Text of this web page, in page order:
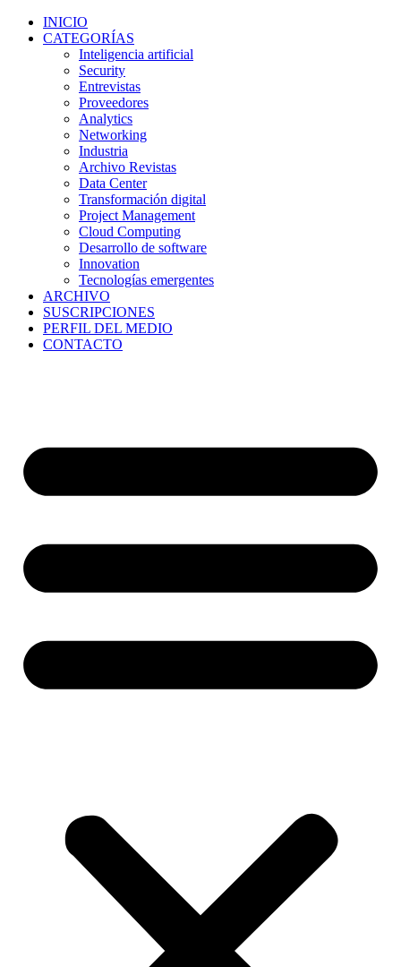
INICIO
CATEGORÍAS
Inteligencia artificial
Security
Entrevistas
Proveedores
Analytics
Networking
Industria
Archivo Revistas
Data Center
Transformación digital
Project Management
Cloud Computing
Desarrollo de software
Innovation
Tecnologías emergentes
ARCHIVO
SUSCRIPCIONES
PERFIL DEL MEDIO
CONTACTO